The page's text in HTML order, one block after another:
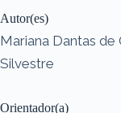
Autor(es)
Mariana Dantas de
Silvestre
Orientador(a)